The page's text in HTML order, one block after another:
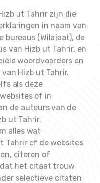
ut Tahrir zijn die
in naam van
bureaus (Wilajaat), de
van Hizb ut Tahrir, en
woordvoerders en
Hizb ut Tahrir.
als deze
of in
de auteurs van de
ut Tahrir.
alles wat
Tahrir of de websites
citeren of
dat het citaat trouw
selectieve citaten